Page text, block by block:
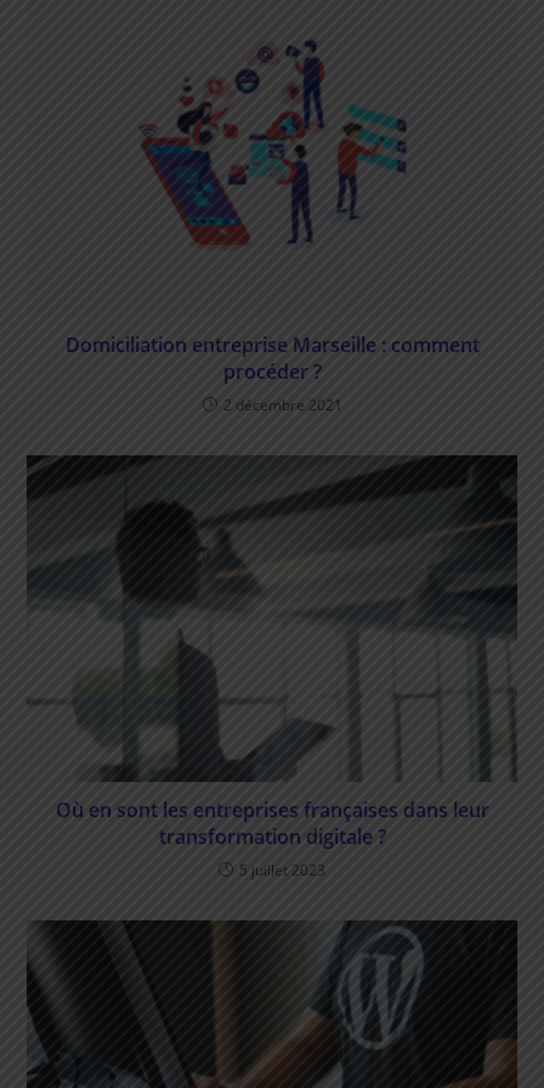
Domiciliation entreprise Marseille : comment
procéder ?
2 décembre 2021
Où en sont les entreprises françaises dans leur
transformation digitale ?
5 juillet 2023